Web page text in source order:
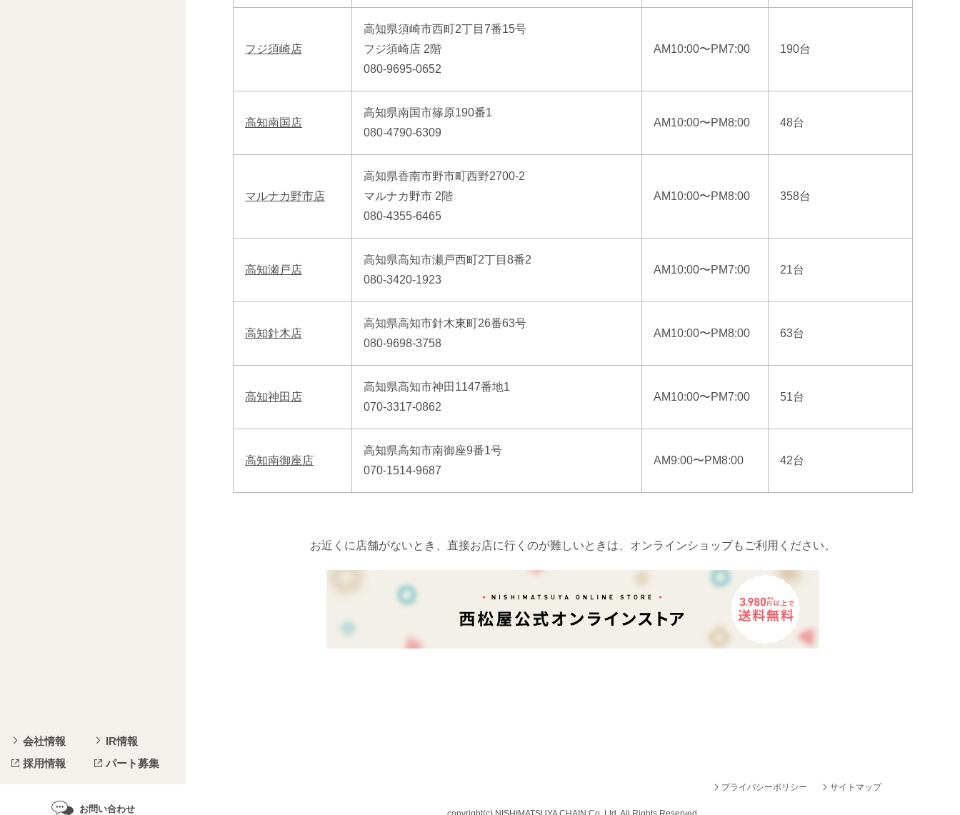
会社情報
IR情報
採用情報
パート募集
お問い合わせ
フジ須崎店
高知県須崎市西町2丁目7番15号
フジ須崎店 2階
080-9695-0652
AM10:00〜PM7:00 190台
高知南国店
高知県南国市篠原190番1
080-4790-6309
AM10:00〜PM8:00 48台
マルナカ野市店
高知県香南市野市町西野2700-2
マルナカ野市 2階
080-4355-6465
AM10:00〜PM8:00 358台
高知瀬戸店
高知県高知市瀬戸西町2丁目8番2
080-3420-1923
AM10:00〜PM7:00 21台
高知針木店
高知県高知市針木東町26番63号
080-9698-3758
AM10:00〜PM8:00 63台
高知神田店
高知県高知市神田1147番地1
070-3317-0862
AM10:00〜PM7:00 51台
高知南御座店
高知県高知市南御座9番1号
070-1514-9687
AM9:00〜PM8:00 42台
お近くに店舗がないとき、直接お店に行くのが難しいときは、オンラインショップもご利用ください。
プライバシーポリシー サイトマップ